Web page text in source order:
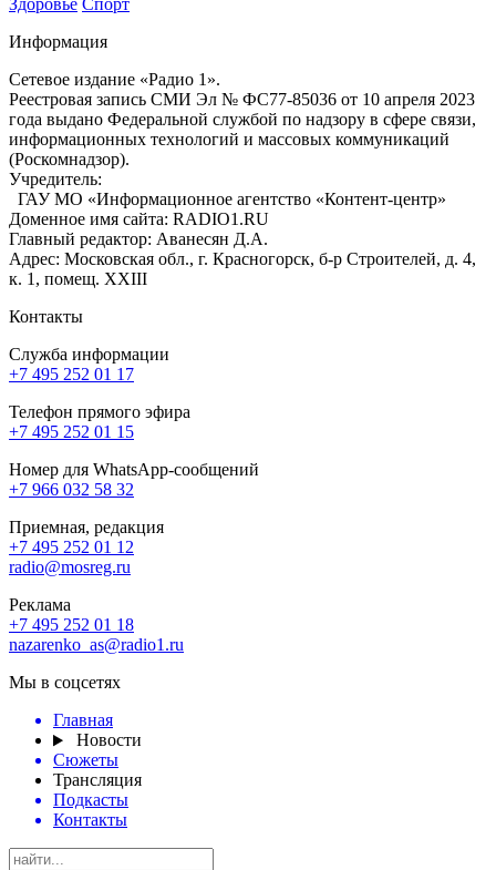
Здоровье Спорт
Информация
Сетевое издание «Радио 1».
Реестровая запись СМИ Эл № ФС77-85036 от 10 апреля 2023
года выдано Федеральной службой по надзору в сфере связи,
информационных технологий и массовых коммуникаций
(Роскомнадзор).
Учредитель:
ГАУ МО «Информационное агентство «Контент-центр»
Доменное имя сайта: RADIO1.RU
Главный редактор: Аванесян Д.А.
Адрес: Московская обл., г. Красногорск, б-р Строителей, д. 4,
к. 1, помещ. XXIII
Контакты
Служба информации
+7 495 252 01 17
Телефон прямого эфира
+7 495 252 01 15
Номер для WhatsApp-сообщений
+7 966 032 58 32
Приемная, редакция
+7 495 252 01 12
radio@mosreg.ru
Реклама
+7 495 252 01 18
nazarenko_as@radio1.ru
Мы в соцсетях
Главная
Новости
Сюжеты
Трансляция
Подкасты
Контакты